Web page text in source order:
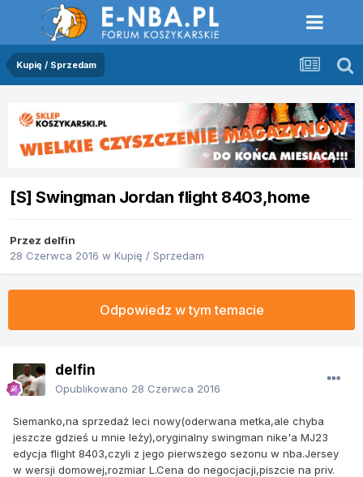
Kupię / Sprzedam
[S] Swingman Jordan flight 8403,home
Przez delfin
28 Czerwca 2016 w Kupię / Sprzedam
Odpowiedz w tym temacie
delfin
Opublikowano 28 Czerwca 2016
Siemanko,na sprzedaż leci nowy(oderwana metka,ale chyba
jeszcze gdzieś u mnie leży),oryginalny swingman nike'a MJ23
edycja flight 8403,czyli z jego pierwszego sezonu w nba.Jersey
w wersji domowej,rozmiar L.Cena do negocjacji,piszcie na priv.